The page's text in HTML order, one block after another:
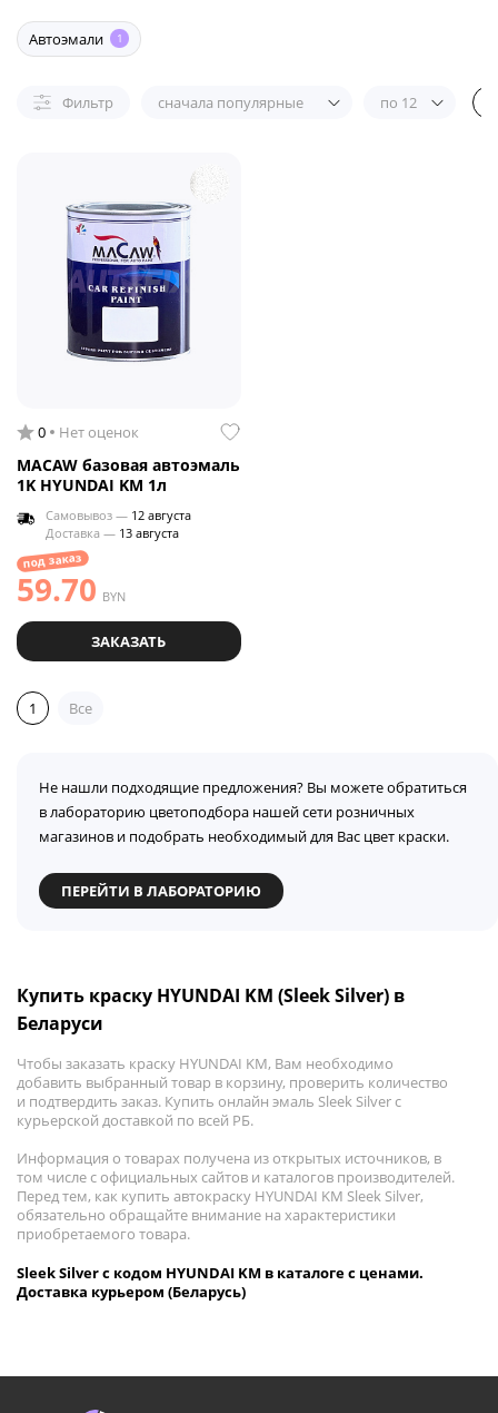
Автоэмали 1
Фильтр сначала популярные по 12
0 Нет оценок
MACAW базовая автоэмаль
1K HYUNDAI KM 1л
Самовывоз — 12 августа
Доставка — 13 августа
под заказ
59.70 BYN
ЗАКАЗАТЬ
1 Все
Не нашли подходящие предложения? Вы можете обратиться
в лабораторию цветоподбора нашей сети розничных
магазинов и подобрать необходимый для Вас цвет краски.
ПЕРЕЙТИ В ЛАБОРАТОРИЮ
Купить краску HYUNDAI KM (Sleek Silver) в
Беларуси
Чтобы заказать краску HYUNDAI KM, Вам необходимо
добавить выбранный товар в корзину, проверить количество
и подтвердить заказ. Купить онлайн эмаль Sleek Silver с
курьерской доставкой по всей РБ.
Информация о товарах получена из открытых источников, в
том числе с официальных сайтов и каталогов производителей.
Перед тем, как купить автокраску HYUNDAI KM Sleek Silver,
обязательно обращайте внимание на характеристики
приобретаемого товара.
Sleek Silver с кодом HYUNDAI KM в каталоге с ценами.
Доставка курьером (Беларусь)